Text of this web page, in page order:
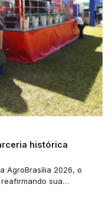
histórica
AgroBrasília 2026, o
sua…